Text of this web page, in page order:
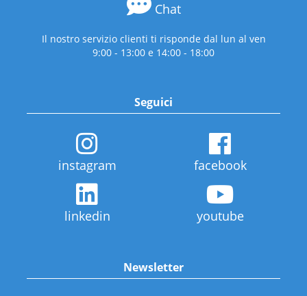
Chat
Il nostro servizio clienti ti risponde dal lun al ven
9:00 - 13:00 e 14:00 - 18:00
Seguici
instagram facebook
linkedin youtube
Newsletter